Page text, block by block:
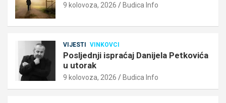
9 kolovoza, 2026 Budica Info
VIJESTI VINKOVCI
Posljednji ispraćaj Danijela Petkovića
u utorak
9 kolovoza, 2026 Budica Info